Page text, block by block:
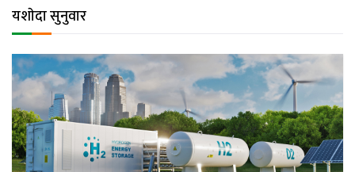
जलवायु
ऊर्जा
दक्षता
उहिलेकाे
खबर
यशाेदा सुनुवार